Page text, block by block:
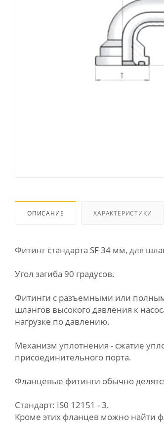
ОПИСАНИЕ ХАРАКТЕРИСТИКИ
Фитинг стандарта SF 34 мм, для
Угол загиба 90 градусов.
Фитинги с разъемными или
шлангов высокого давления к
нагрузке по давлению.
Механизм уплотнения - сжатие
присоединительного порта.
Фланцевые фитинги обычно
Стандарт: IS0 12151 - 3.
Кроме этих фланцев можно найти